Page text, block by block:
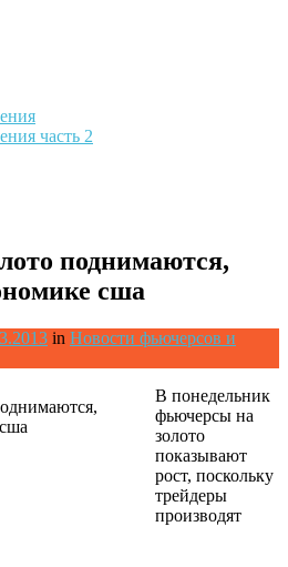
свободу
часть 2
поднимаются,
сша
in Новости фьючерсов и
В понедельник
фьючерсы на
золото
показывают
рост, поскольку
трейдеры
производят